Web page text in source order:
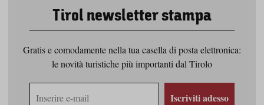
Tirol newsletter stampa
Gratis e comodamente nella tua casella di posta elettronica:
le novità turistiche più importanti dal Tirolo
Iscriviti adesso